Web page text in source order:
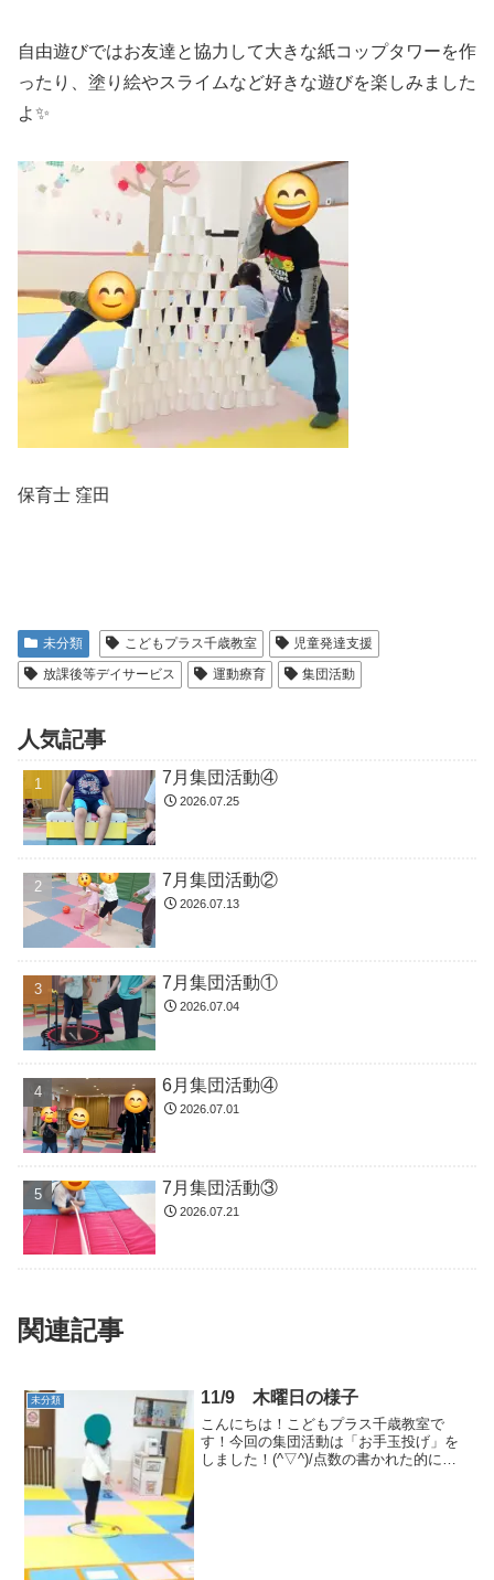
自由遊びではお友達と協力して大きな紙コップタワーを作
ったり、塗り絵やスライムなど好きな遊びを楽しみました
よ✨
保育士 窪田
未分類 こどもプラス千歳教室
児童発達支援
放課後等デイサービス
運動療育 集団活動
人気記事
7月集団活動④
2026.07.25
7月集団活動②
2026.07.13
7月集団活動①
2026.07.04
6月集団活動④
2026.07.01
7月集団活動③
2026.07.21
関連記事
未分類 11/9 木曜日の様子
こんにちは！こどもプラス千歳教室で
す！今回の集団活動は「お手玉投げ」を
しました！(^▽^)/点数の書かれた的にお